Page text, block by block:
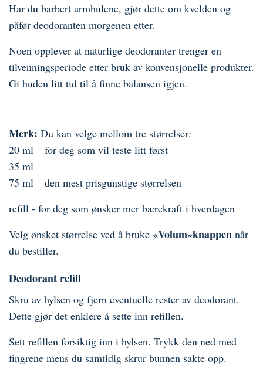
Har du barbert armhulene, gjør dette om kvelden og
påfør deodoranten morgenen etter.
Noen opplever at naturlige deodoranter trenger en
tilvenningsperiode etter bruk av konvensjonelle produkter.
Gi huden litt tid til å finne balansen igjen.
Merk: Du kan velge mellom tre størrelser:
20 ml – for deg som vil teste litt først
35 ml
75 ml – den mest prisgunstige størrelsen
refill - for deg som ønsker mer bærekraft i hverdagen
Velg ønsket størrelse ved å bruke «Volum»knappen når
du bestiller.
Deodorant refill
Skru av hylsen og fjern eventuelle rester av deodorant.
Dette gjør det enklere å sette inn refillen.
Sett refillen forsiktig inn i hylsen. Trykk den ned med
fingrene mens du samtidig skrur bunnen sakte opp.